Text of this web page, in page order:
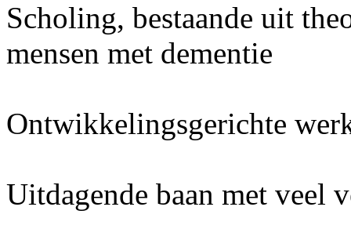
Scholing, bestaande uit
mensen met dementie
Ontwikkelingsgerichte
Uitdagende baan met veel